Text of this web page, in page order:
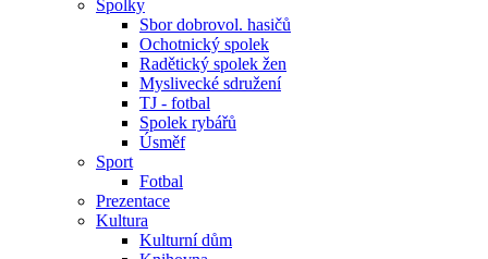
Spolky
Sbor dobrovol. hasičů
Ochotnický spolek
Radětický spolek žen
Myslivecké sdružení
TJ - fotbal
Spolek rybářů
Úsměf
Sport
Fotbal
Prezentace
Kultura
Kulturní dům